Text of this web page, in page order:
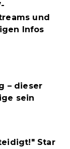
und
Infos
– dieser
sein
Star